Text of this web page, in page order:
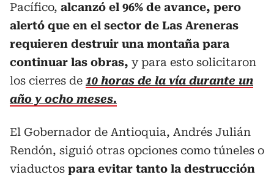
Pacífico, alcanzó el 96% de avance, pero
alertó que en el sector de Las Areneras
requieren destruir una montaña para
continuar las obras, y para esto solicitaron
los cierres de 10 horas de la vía durante un
año y ocho meses.
El Gobernador de Antioquia, Andrés Julián
Rendón, siguió otras opciones como túneles o
viaductos para evitar tanto la destrucción